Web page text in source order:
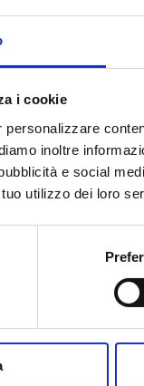
i cookie
inoltre
e social
utilizzo dei loro
50 G